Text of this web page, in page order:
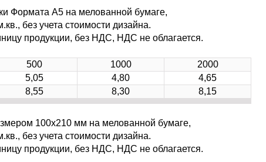
Формата А5 на мелованной бумаге,
без учета стоимости дизайна.
продукции, без НДС, НДС не облагается.
500 1000
2000
5,05 4,80
4,65
8,55 8,30 8,15
100х210 мм на мелованной бумаге,
без учета стоимости дизайна.
продукции, без НДС, НДС не облагается.